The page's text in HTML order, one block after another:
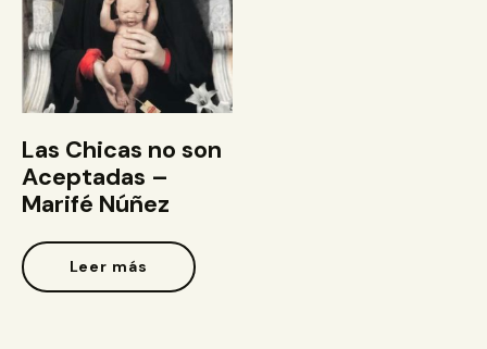
Las Chicas no son
Aceptadas –
Marifé Núñez
Leer más